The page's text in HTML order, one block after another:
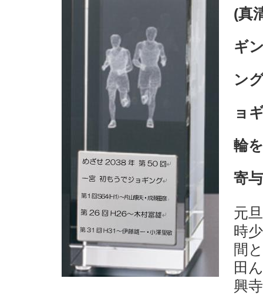
(真
ギ
ン
ョ
輪
寄
元
時
間
田
興